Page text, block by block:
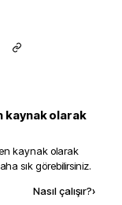
kaynak olarak
kaynak olarak
sık görebilirsiniz.
Nasıl çalışır?›